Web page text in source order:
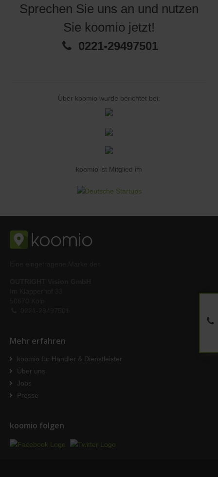
Sprechen Sie uns an und nutzen
Sie koomio jetzt!
0221-29497501
Über koomio wurde berichtet bei:
koomio ist Mitglied im
Mehr erfahren
koomio für Händler & Dienstleister
Über uns
Jobs
Presse
koomio folgen